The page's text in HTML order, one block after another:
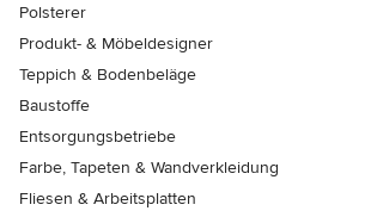
Polsterer
Produkt- & Möbeldesigner
Teppich & Bodenbeläge
Baustoffe
Entsorgungsbetriebe
Farbe, Tapeten & Wandverkleidung
Fliesen & Arbeitsplatten